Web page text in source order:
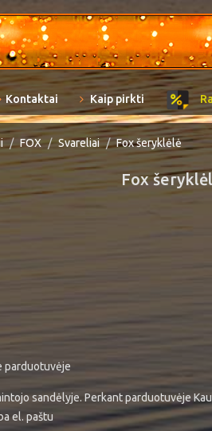
Kontaktai Kaip pirkti
FOX Svareliai Fox šeryklėlė
Fox
parduotuvėje
sandėlyje. Perkant parduotuvėje
el. paštu